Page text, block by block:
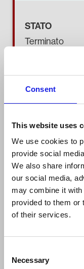
Consent
This website uses
We use cookies to
provide social
We also share
our social media,
may combine it with
provided to them or
of their services.
Selection
Necessary
STATO
Terminato
Tecnico della
QUALIFICA
EQF5
DURATA
320 ore